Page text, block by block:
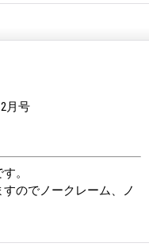
月号
。
のでノークレーム、ノ